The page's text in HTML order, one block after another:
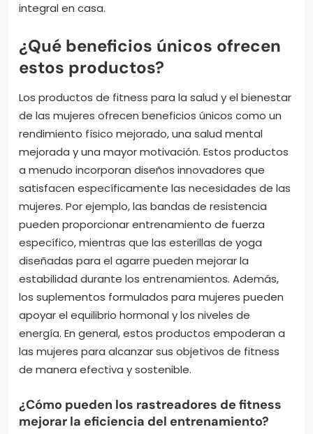
integral en casa.
¿Qué beneficios únicos ofrecen
estos productos?
Los productos de fitness para la salud y el bienestar
de las mujeres ofrecen beneficios únicos como un
rendimiento físico mejorado, una salud mental
mejorada y una mayor motivación. Estos productos
a menudo incorporan diseños innovadores que
satisfacen específicamente las necesidades de las
mujeres. Por ejemplo, las bandas de resistencia
pueden proporcionar entrenamiento de fuerza
específico, mientras que las esterillas de yoga
diseñadas para el agarre pueden mejorar la
estabilidad durante los entrenamientos. Además,
los suplementos formulados para mujeres pueden
apoyar el equilibrio hormonal y los niveles de
energía. En general, estos productos empoderan a
las mujeres para alcanzar sus objetivos de fitness
de manera efectiva y sostenible.
¿Cómo pueden los rastreadores de fitness
mejorar la eficiencia del entrenamiento?